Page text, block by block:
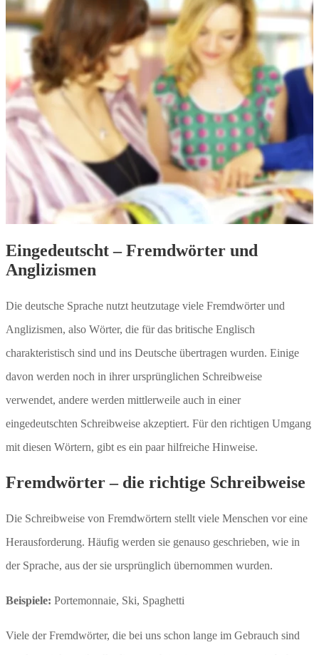
Eingedeutscht – Fremdwörter und
Anglizismen
Die deutsche Sprache nutzt heutzutage viele Fremdwörter und
Anglizismen, also Wörter, die für das britische Englisch
charakteristisch sind und ins Deutsche übertragen wurden. Einige
davon werden noch in ihrer ursprünglichen Schreibweise
verwendet, andere werden mittlerweile auch in einer
eingedeutschten Schreibweise akzeptiert. Für den richtigen Umgang
mit diesen Wörtern, gibt es ein paar hilfreiche Hinweise.
Fremdwörter – die richtige Schreibweise
Die Schreibweise von Fremdwörtern stellt viele Menschen vor eine
Herausforderung. Häufig werden sie genauso geschrieben, wie in
der Sprache, aus der sie ursprünglich übernommen wurden.
Beispiele: Portemonnaie, Ski, Spaghetti
Viele der Fremdwörter, die bei uns schon lange im Gebrauch sind